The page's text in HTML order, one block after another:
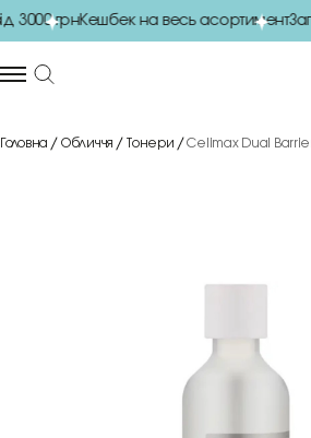
грнКешбек на весь асортимент
Головна Обличчя Тонери Celimax Dual